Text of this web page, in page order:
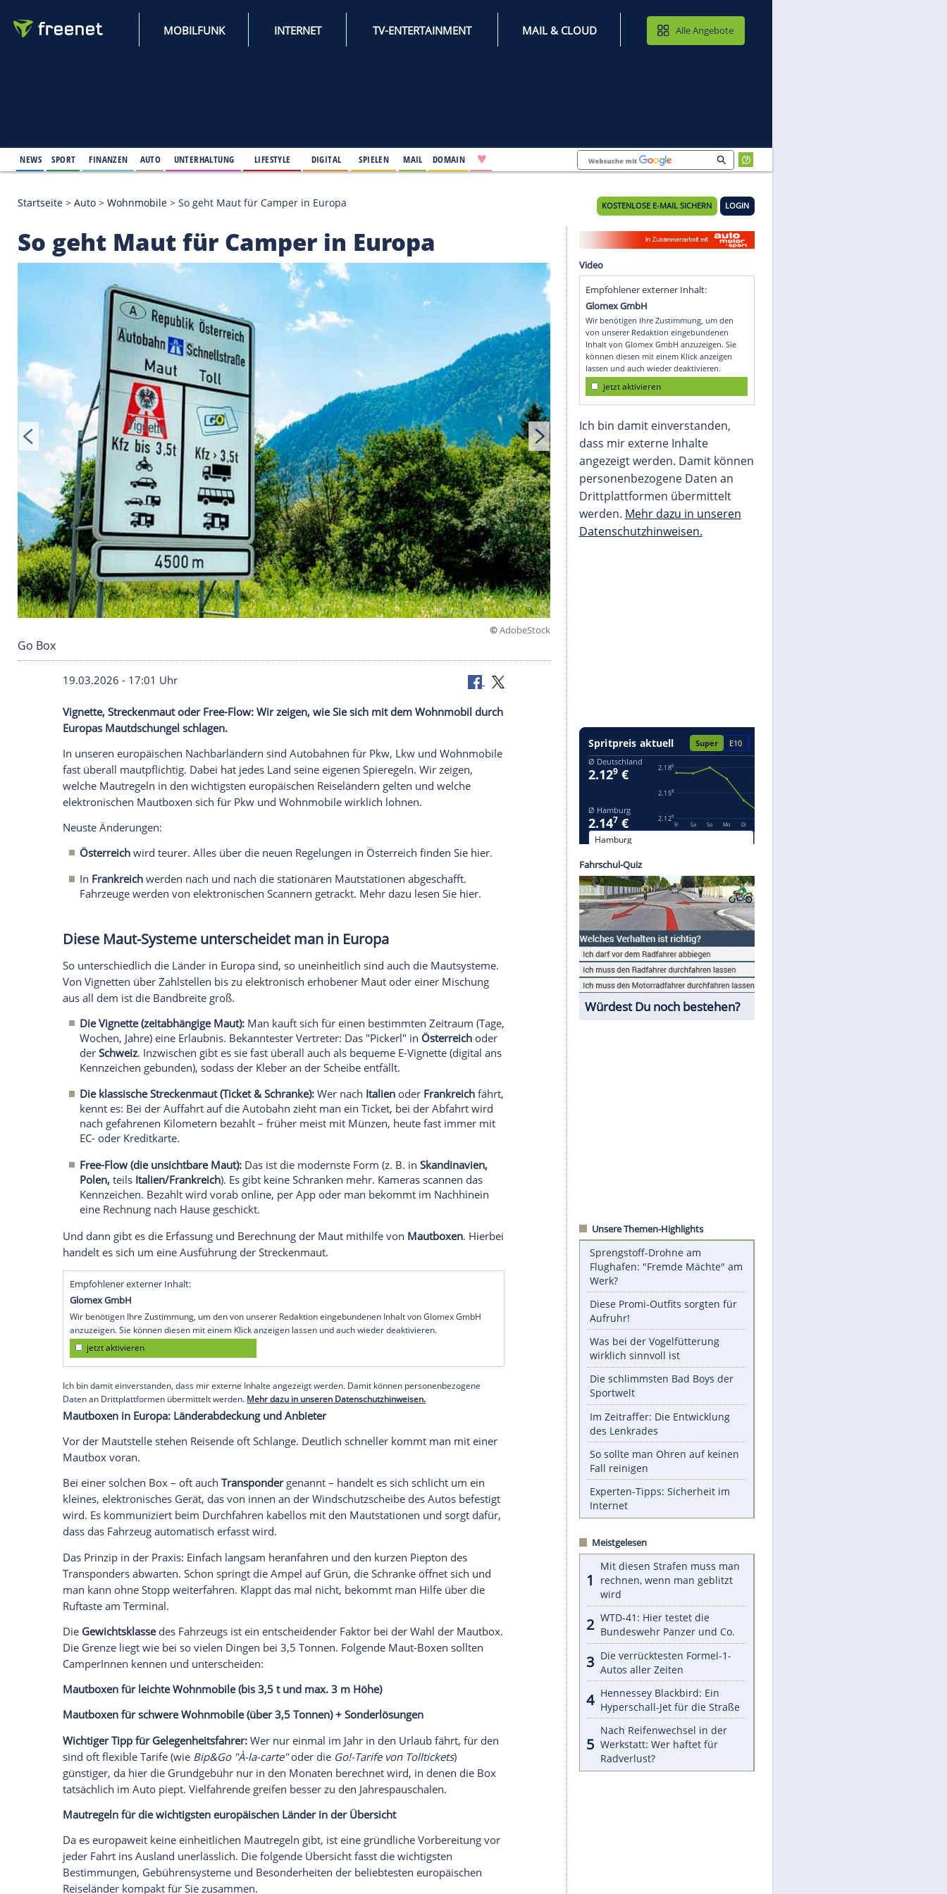
MOBILFUNK INTERNET TV-ENTERTAINMENT MAIL & CLOUD
KOSTENLOSE E-MAIL SICHERN
Startseite >Auto >Wohnmobile >So geht Maut für Camper in Europa
So geht Maut für Camper in Europa
©AdobeStock
Go Box
19.03.2026 - 17:01 Uhr
Vignette, Streckenmaut oder Free-Flow: Wir zeigen, wie Sie sich mit dem Wohnmobil durch
Europas Mautdschungel schlagen.
In unseren europäischen Nachbarländern sind Autobahnen für Pkw, Lkw und Wohnmobile
fast überall mautpflichtig. Dabei hat jedes Land seine eigenen Spieregeln. Wir zeigen,
welche Mautregeln in den wichtigsten europäischen Reiseländern gelten und welche
elektronischen Mautboxen sich für Pkw und Wohnmobile wirklich lohnen.
Neuste Änderungen:
Österreichwird teurer. Alles über die neuen Regelungen in Österreich finden Sie hier.
InFrankreichwerden nach und nach die stationären Mautstationen abgeschafft.
Fahrzeuge werden von elektronischen Scannern getrackt. Mehr dazu lesen Sie hier.
Diese Maut-Systeme unterscheidet man in Europa
So unterschiedlich die Länder in Europa sind, so uneinheitlich sind auch die Mautsysteme.
Von Vignetten über Zahlstellen bis zu elektronisch erhobener Maut oder einer Mischung
aus all dem ist die Bandbreite groß.
Die Vignette (zeitabhängige Maut):Man kauft sich für einen bestimmten Zeitraum (Tage,
Wochen, Jahre) eine Erlaubnis. Bekanntester Vertreter: Das "Pickerl" in Österreich oder
derSchweiz. Inzwischen gibt es sie fast überall auch als bequeme E-Vignette (digital ans
Kennzeichen gebunden), sodass der Kleber an der Scheibe entfällt.
Die klassische Streckenmaut (Ticket & Schranke):Wer nachItalienoder Frankreich
fährt,
kennt es: Bei der Auffahrt auf die Autobahn zieht man ein Ticket, bei der Abfahrt wird
nach gefahrenen Kilometern bezahlt – früher meist mit Münzen, heute fast immer mit
EC- oder Kreditkarte.
Free-Flow (die unsichtbare Maut):Das ist die modernste Form (z. B. in Skandinavien,
Polen, teilsItalien/Frankreich). Es gibt keine Schranken mehr. Kameras scannen das
Kennzeichen. Bezahlt wird vorab online, per App oder man bekommt im Nachhinein
eine Rechnung nach Hause geschickt.
Und dann gibt es die Erfassung und Berechnung der Maut mithilfe von
. Hierbei
handelt es sich um eine Ausführung der Streckenmaut.
Glomex GmbH
Wir benötigen Ihre Zustimmung, um den von unserer Redaktion eingebundenen Inhalt von Glomex GmbH
anzuzeigen. Sie können diesen mit einem Klick anzeigen lassen und auch wieder deaktivieren.
jetzt aktivieren
Ich bin damit einverstanden, dass mir externe Inhalte angezeigt werden. Damit können personenbezogene
Daten an Drittplattformen übermittelt werden.Mehr dazu in unseren Datenschutzhinweisen.
Mautboxen in Europa: Länderabdeckung und Anbieter
Vor der Mautstelle stehen Reisende oft Schlange. Deutlich schneller kommt man mit einer
Mautbox voran.
Bei einer solchen Box – oft auchTranspondergenannt – handelt es sich schlicht um ein
kleines, elektronisches Gerät, das von innen an der Windschutzscheibe des Autos befestigt
wird. Es kommuniziert beim Durchfahren kabellos mit den Mautstationen und sorgt dafür,
dass das Fahrzeug automatisch erfasst wird.
Das Prinzip in der Praxis: Einfach langsam heranfahren und den kurzen Piepton des
Video
Empfohlener externer Inhalt:
Glomex GmbH
können diesen mit einem Klick anzeigen
lassen und auch wieder deaktivieren.
jetzt aktivieren
Ich bin damit einverstanden,
dass mir externe Inhalte
Unsere Themen-Highlights
Diese Promi-Outfits sorgten für
Aufruhr!
wirklich sinnvoll ist
Die schlimmsten Bad Boys der
Sportwelt
Im Zeitraffer: Die Entwicklung
des Lenkrades
So sollte man Ohren auf keinen
Fall reinigen